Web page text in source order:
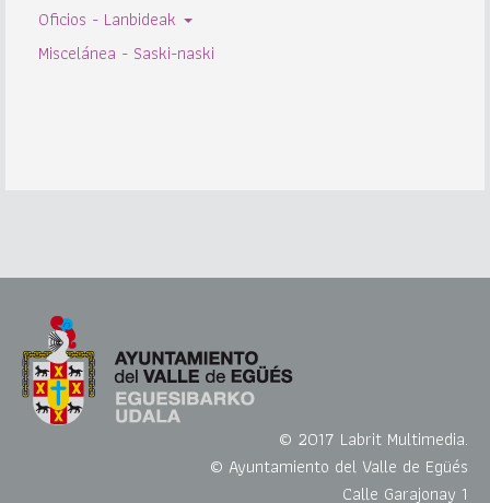
Oficios - Lanbideak
Miscelánea - Saski-naski
© 2017 Labrit Multimedia.
© Ayuntamiento del Valle de Egüés
Calle Garajonay 1